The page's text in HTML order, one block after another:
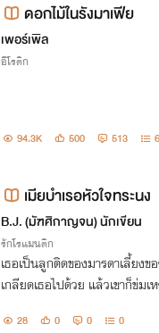
ดอกไม้ในรังมาเฟีย
เพอร์เพิล
อีโรติก
94.3K 500 513
เมียบำเรอหัวใจทระนง
B.J. (มัฑศิกาญจน) นักเขียน
รักโรแมนติก
เธอเป็นลูกติดของมารดาเลี้ยงข
เกลียดเธอไปด้วย แล้วเขาก็ข่มเ
าย่ำยีได้ง่าย ๆ
28 0 0 0